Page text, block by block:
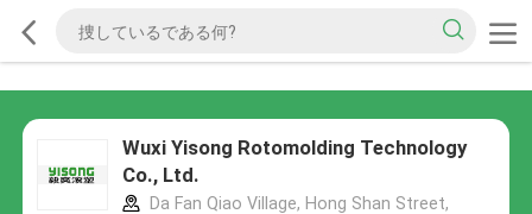
Wuxi Yisong Rotomolding Technology
Co., Ltd.
Da Fan Qiao Village, Hong Shan Street,